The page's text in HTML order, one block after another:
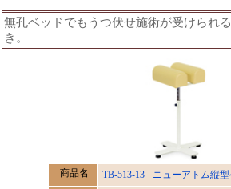
無孔ベッドでもうつ伏せ施術が受けられ
き。
商品名 TB-513-13
ニューアトム縦